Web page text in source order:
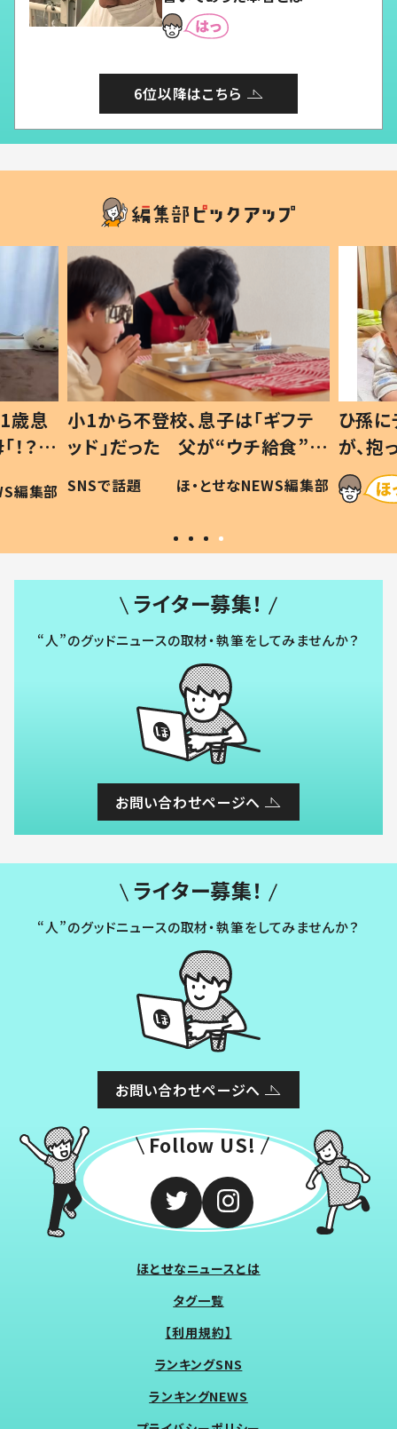
6位以降はこちら
歳息
？」
編集部
小1から不登校、息子は「ギフテ
ッド」だった 父が“ウチ給食”を
作り続ける理由とは #令和の親
#令和の子
SNSで話題 ほ・とせなNEWS編集部
ひ孫
が、
「涙が
い」
ライター募集！
“人”のグッドニュースの取材・執筆をしてみませんか？
お問い合わせページへ
ライター募集！
“人”のグッドニュースの取材・執筆をしてみませんか？
お問い合わせページへ
Follow US!
ほとせなニュースとは
タグ一覧
【利用規約】
ランキングSNS
ランキングNEWS